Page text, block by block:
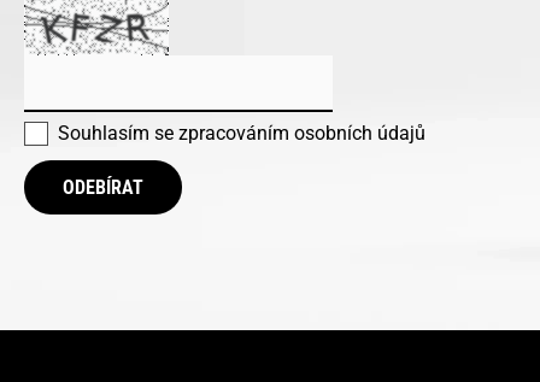
Souhlasím se zpracováním osobních údajů
ODEBÍRAT